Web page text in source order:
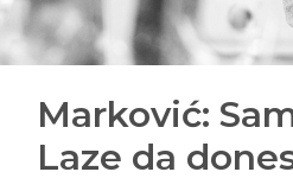
Marković:
Laze da